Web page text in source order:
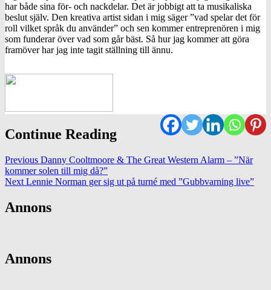
har både sina för- och nackdelar. Det är jobbigt att ta musikaliska
beslut själv. Den kreativa artist sidan i mig säger ”vad spelar det för
roll vilket språk du använder” och sen kommer entreprenören i mig
som funderar över vad som går bäst. Så hur jag kommer att göra
framöver har jag inte tagit ställning till ännu.
Continue Reading
Previous Danny Cooltmoore & The Great Western Alarm – ”När
kommer solen till mig då?”
Next Lennie Norman ger sig ut på turné med ”Gubbvarning live”
Annons
Annons